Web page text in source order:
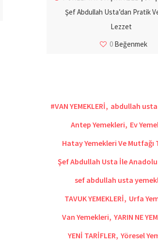
Şef Abdullah Usta’dan Pratik
Lezzet
0 Beğenmek
#VAN YEMEKLERİ, abdullah
Antep Yemekleri, Ev
Hatay Yemekleri Ve Mutfağı
Şef Abdullah Usta İle
sef abdullah usta
TAVUK YEMEKLERİ, Urfa
Van Yemekleri, YARIN NE
YENİ TARİFLER, Yöresel